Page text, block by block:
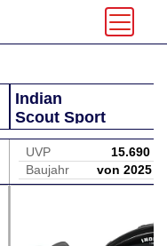
Indian
Scout Sport
UVP
15.690 €
Baujahr
von 2025